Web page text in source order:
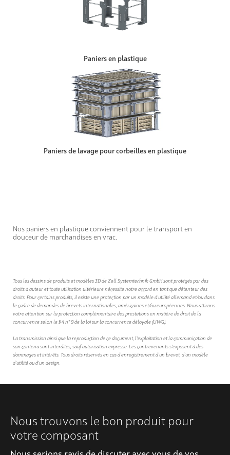
Paniers en plastique
Paniers de lavage pour corbeilles en plastique
Nos paniers en plastique conviennent pour le transport en
douceur de marchandises en vrac.
Tous les dessins de produits et modèles 3D de Zell Systemtechnik GmbH sont protégés par des
droits d'auteur et toute utilisation ultérieure nécessite notre accord en tant que détenteur des
droits. Pour certains produits, il existe une protection par un modèle d'utilité allemand et/ou dans
le cadre de demandes de brevets internationales, américaines et/ou européennes. Nous attirons
votre attention sur la protection complémentaire des prestations en matière de droit de la
concurrence selon le § 4 n° 9 de la loi sur la concurrence déloyale (UWG).
La transmission ainsi que la reproduction de ce document, l'exploitation et la communication de
son contenu sont interdites, sauf autorisation expresse. Les contrevenants s'exposent à des
dommages et intérêts. Tous droits réservés en cas d'enregistrement d'un brevet, d'un modèle
d'utilité ou d'un design.
Nous trouvons le bon produit pour
votre composant